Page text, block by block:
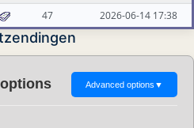
47 2026-06-14 17:38
Advanced options ▼